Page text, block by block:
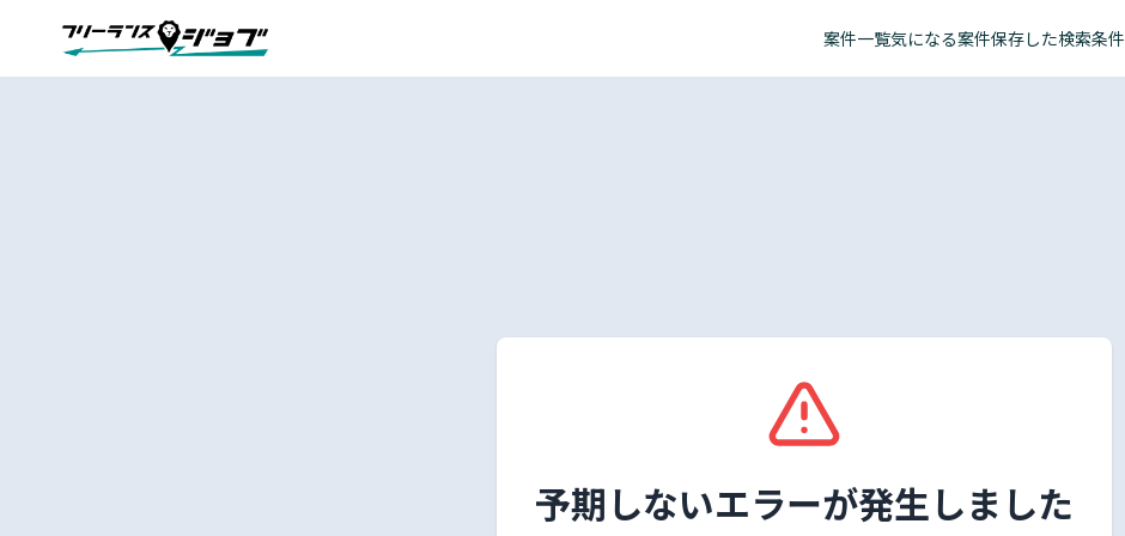
案件一覧気になる案件保存した検索条件
予期しないエラーが発生しました